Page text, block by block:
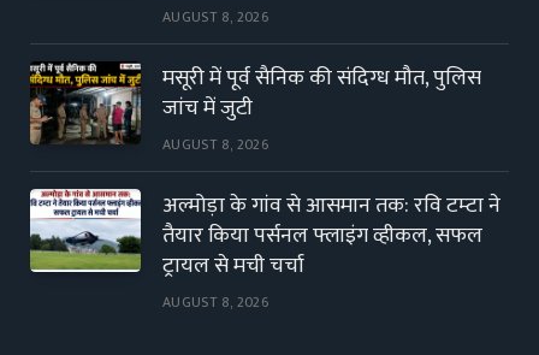
AUGUST 8, 2026
मसूरी में पूर्व सैनिक की संदिग्ध मौत, पुलिस
जांच में जुटी
AUGUST 8, 2026
अल्मोड़ा के गांव से आसमान तक: रवि टम्टा ने
तैयार किया पर्सनल फ्लाइंग व्हीकल, सफल
ट्रायल से मची चर्चा
AUGUST 8, 2026